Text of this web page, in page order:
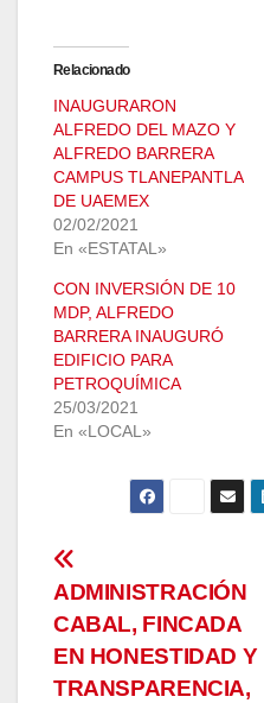
Relacionado
INAUGURARON
ALFREDO DEL MAZO Y
ALFREDO BARRERA
CAMPUS TLANEPANTLA
DE UAEMEX
02/02/2021
En «ESTATAL»
CON INVERSIÓN DE 10
MDP, ALFREDO
BARRERA INAUGURÓ
EDIFICIO PARA
PETROQUÍMICA
25/03/2021
En «LOCAL»
Navegación
de
entradas
ADMINISTRACIÓN
CABAL, FINCADA
EN HONESTIDAD Y
TRANSPARENCIA,